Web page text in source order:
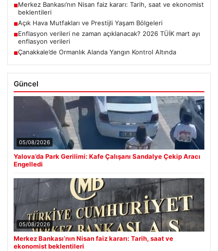
■Merkez Bankası’nın Nisan faiz kararı: Tarih, saat ve ekonomist
beklentileri
■Açık Hava Mutfakları ve Prestijli Yaşam Bölgeleri
■Enflasyon verileri ne zaman açıklanacak? 2026 TÜİK mart ayı
enflasyon verileri
■Çanakkale’de Ormanlık Alanda Yangın Kontrol Altında
Güncel
05/08/2026
Yalova’da Park Gerilimi: Kafe Çalışanı Sandalye Çekip Aracı
Engelledi
05/08/2026
Merkez Bankası’nın Nisan faiz kararı: Tarih, saat ve
ekonomist beklentileri